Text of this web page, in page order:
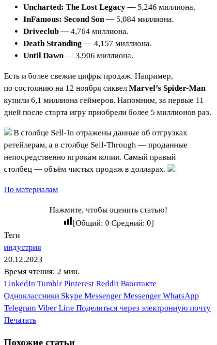
Uncharted: The Lost Legacy — 5,246 миллиона.
InFamous: Second Son — 5,084 миллиона.
Driveclub — 4,764 миллиона.
Death Stranding — 4,157 миллиона.
Until Dawn — 3,906 миллиона.
Есть и более свежие цифры продаж. Например,
по состоянию на 12 ноября сиквел Marvel’s Spider-Man
купили 6,1 миллиона геймеров. Напомним, за первые 11
дней после старта игру приобрели более 5 миллионов раз.
В столбце Sell-In отражены данные об отгрузках
ретейлерам, а в столбце Sell-Through — проданные
непосредственно игрокам копии. Самый правый
столбец — объём чистых продаж в долларах.
По материалам
Нажмите, чтобы оценить статью!
[Общий: 0 Средний: 0]
Теги
индустрия
20.12.2023
Время чтения: 2 мин.
LinkedIn Tumblr Pinterest Reddit Вконтакте
Одноклассники Skype Messenger Messenger WhatsApp
Telegram Viber Line Поделиться через электронную почту
Печатать
Похожие статьи